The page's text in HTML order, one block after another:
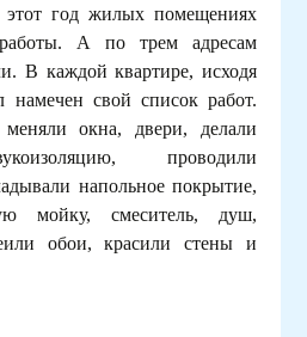
этот год жилых помещениях
А по трем адресам
В каждой квартире, исходя
намечен свой список работ.
окна, двери, делали
проводили
напольное покрытие,
мойку, смеситель, душ,
обои, красили стены и